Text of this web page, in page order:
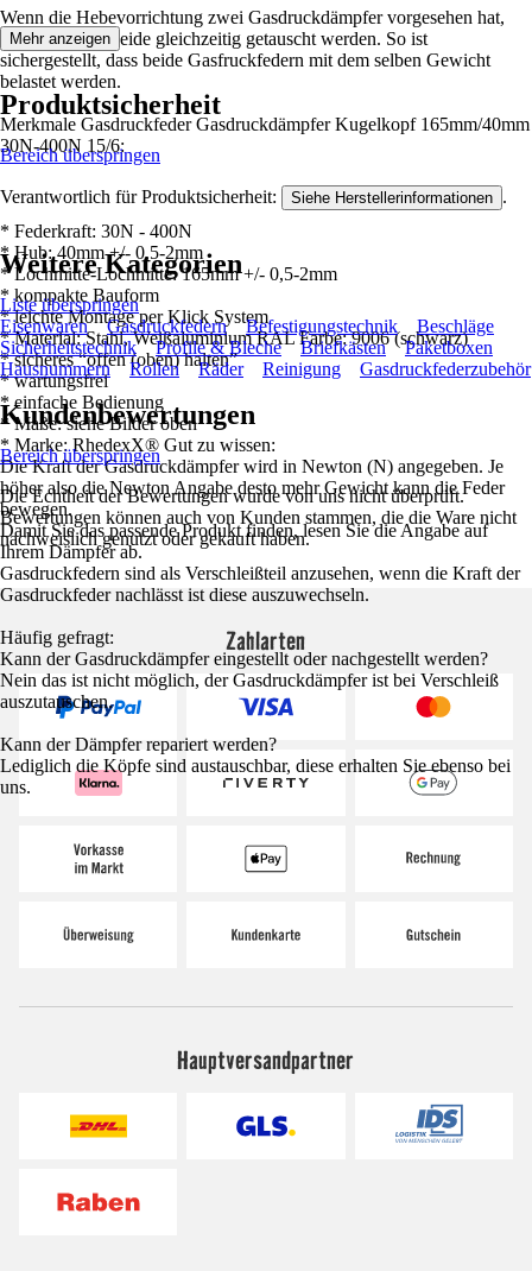
Wenn die Hebevorrichtung zwei Gasdruckdämpfer vorgesehen hat,
sollten jeweils beide gleichzeitig getauscht werden. So ist
sichergestellt, dass beide Gasfruckfedern mit dem selben Gewicht
belastet werden.
Merkmale Gasdruckfeder Gasdruckdämpfer Kugelkopf 165mm/40mm
30N-400N 15/6:
* Federkraft: 30N - 400N
* Hub: 40mm +/- 0,5-2mm
* Lochmitte-Lochmitte: 165mm +/- 0,5-2mm
* kompakte Bauform
* leichte Montage per Klick System
* Material: Stahl, Weißaluminium RAL Farbe: 9006 (schwarz)
* sicheres “offen (oben) halten”
* wartungsfrei
* einfache Bedienung
* Maße: siehe Bilder oben
* Marke: RhedexX® Gut zu wissen:
Die Kraft der Gasdruckdämpfer wird in Newton (N) angegeben. Je
höher also die Newton Angabe desto mehr Gewicht kann die Feder
bewegen.
Damit Sie das passende Produkt finden, lesen Sie die Angabe auf
Ihrem Dämpfer ab.
Gasdruckfedern sind als Verschleißteil anzusehen, wenn die Kraft der
Gasdruckfeder nachlässt ist diese auszuwechseln.
Häufig gefragt:
Kann der Gasdruckdämpfer eingestellt oder nachgestellt werden?
Nein das ist nicht möglich, der Gasdruckdämpfer ist bei Verschleiß
auszutauschen.
Kann der Dämpfer repariert werden?
Lediglich die Köpfe sind austauschbar, diese erhalten Sie ebenso bei
uns.
Mehr anzeigen
Produktsicherheit
Bereich überspringen
Verantwortlich für Produktsicherheit: Siehe Herstellerinformationen .
Weitere Kategorien
Liste überspringen
Eisenwaren
Gasdruckfedern Befestigungstechnik
Beschläge
Sicherheitstechnik
Profile & Bleche Briefkästen
Paketboxen
Hausnummern
Rollen Räder Reinigung Gasdruckfederzubehör
Kundenbewertungen
Bereich überspringen
Die Echtheit der Bewertungen wurde von uns nicht überprüft.
Bewertungen können auch von Kunden stammen, die die Ware nicht
nachweislich genutzt oder gekauft haben.
Zahlarten
Hauptversandpartner